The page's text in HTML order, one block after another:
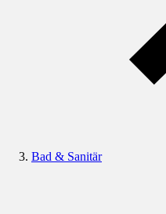
Bad & Sanitär